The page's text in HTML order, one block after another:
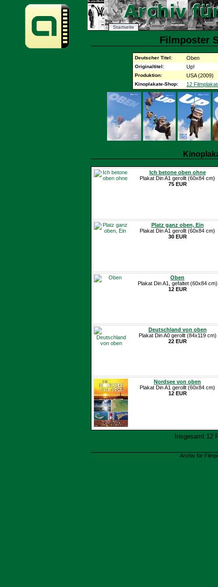
Startseite
Filmposter
Deutscher Titel: Oben
Originaltitel: Up!
Produktion: USA (2009)
Kinoplakate-Shop: 12
Ich betone oben ohne
Plakat Din A1 gerollt (60x84 cm)
75 EUR
Platz ganz oben, Ein
Plakat Din A1 gerollt (60x84 cm)
30 EUR
Oben
Plakat Din A1, gefaltet (60x84 cm)
12 EUR
Deutschland von oben
Plakat Din A0 gerollt (84x119 cm)
22 EUR
Nordsee von oben
Plakat Din A1 gerollt (60x84 cm)
12 EUR
Insgesamt 12
Archiv für